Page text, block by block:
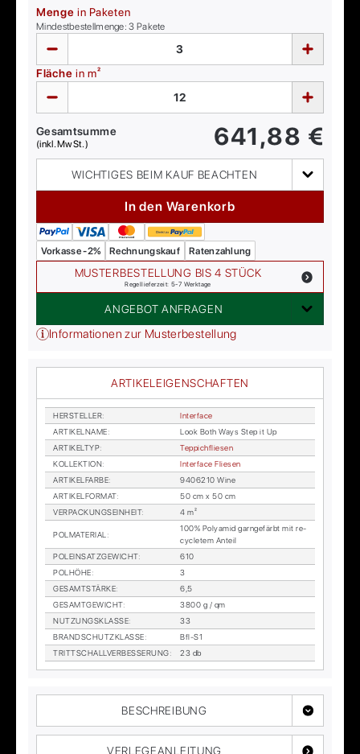
Menge in Paketen
Mindestbestellmenge:3 Pakete
Fläche in m²
Gesamtsumme
(inkl. MwSt.) 641,88 €
WICHTIGES BEIM KAUF BEACHTEN
In den Warenkorb
Vorkasse -2% Rechnungskauf Ratenzahlung
MUSTERBESTELLUNG BIS 4 STÜCK
Regellieferzeit: 5-7 Werktage
ANGEBOT ANFRAGEN
Informationen zur Musterbestellung
ARTIKELEIGENSCHAFTEN
HER­STEL­LER:
In­ter­face
AR­TI­KEL­NA­ME:
Look Both Ways Step it Up
AR­TI­KEL­TYP:
Tep­pich­flie­sen
KOL­LEK­TI­ON:
In­ter­face Flie­sen
AR­TI­KEL­FAR­BE:
9406210 Wine
AR­TI­KEL­FOR­MAT:
50 cm x 50 cm
VER­PA­CKUNGS­EIN­HEIT: 4 m²
POL­MA­TE­RI­AL :
100% Po­ly­amid garn­ge­färbt mit re­
cy­cle­tem An­teil
POL­EIN­SATZ­GE­WICHT:
610
POL­HÖ­HE:
3
GE­SAMT­STÄR­KE:
6,5
GE­SAMT­GE­WICHT:
3800 g / qm
NUT­ZUNGS­KLAS­SE:
33
BRAND­SCHUTZ­KLAS­SE:
Bfl-S1
TRITT­SCHALL­VER­BES­SE­RUNG: 23 db
BESCHREIBUNG
VERLEGEANLEITUNG